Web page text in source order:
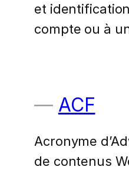
et
compte ou à
ACF
Acronyme
de contenus